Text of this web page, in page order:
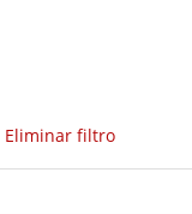
Eliminar filtro